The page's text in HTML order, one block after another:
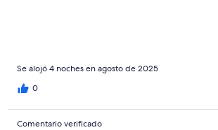
Se alojó 4 noches en agosto de 2025
0
Comentario verificado